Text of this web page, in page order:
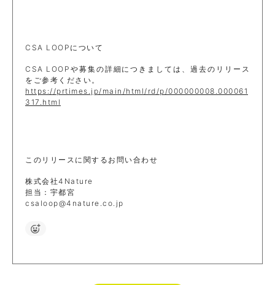
CSA LOOPについて
CSA LOOPや募集の詳細につきましては、過去のリリース
をご参考ください。
https://prtimes.jp/main/html/rd/p/000000008.000061
317.html
このリリースに関するお問い合わせ
株式会社4Nature
担当：宇都宮
csaloop@4nature.co.jp